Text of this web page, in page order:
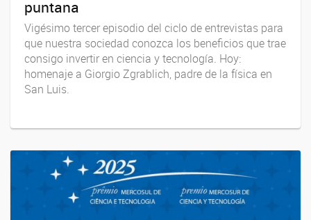
puntana
Vigésimo tercer episodio del ciclo de entrevistas para
que nuestra sociedad conozca los beneficios que trae
consigo invertir en ciencia y tecnología. Hoy:
homenaje a Giorgio Zgrablich, padre de la física en
San Luis.